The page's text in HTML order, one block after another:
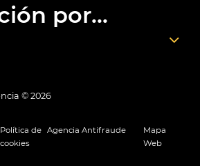
por...
© 2026
Política de
cookies
Agencia Antifraude
Mapa
Web